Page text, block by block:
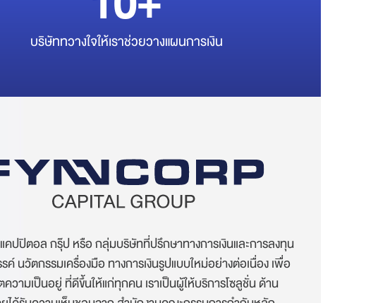
บริษัททวางใจให้เราช่วยวางแผนการเงิน
ปปิตอล กรุ๊ป หรือ กลุ่มบริษัทที่ปรึกษาทางการเงินและการลงทุน
ค์ นวัตกรรมเครื่องมือ ทางการเงินรูปแบบใหม่อย่างต่อเนื่อง เพื่อ
วามเป็นอยู่ ที่ดีขึ้นให้แก่ทุกคน เราเป็นผู้ให้บริการโซลูชั่น ด้าน